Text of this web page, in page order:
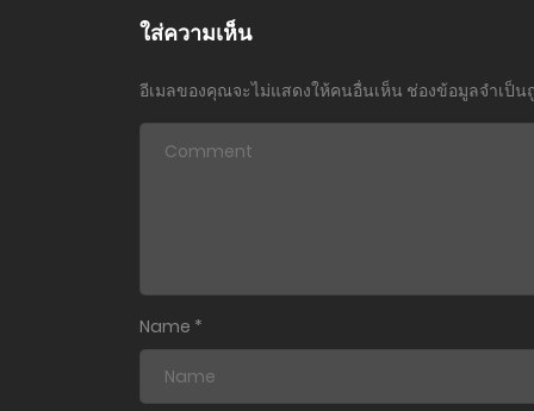
ใส่ความเห็น
อีเมลของคุณจะไม่แสดงให้คนอื่นเห็น ช่องข้อมูลจำเป็น
Name *